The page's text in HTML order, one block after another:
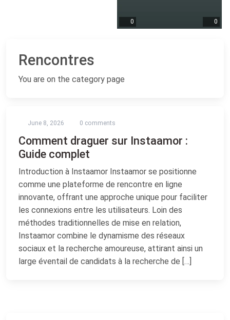
0 0
Rencontres
You are on the category page
June 8, 2026 0 comments
Comment draguer sur Instaamor :
Guide complet
Introduction à Instaamor Instaamor se positionne
comme une plateforme de rencontre en ligne
innovante, offrant une approche unique pour faciliter
les connexions entre les utilisateurs. Loin des
méthodes traditionnelles de mise en relation,
Instaamor combine le dynamisme des réseaux
sociaux et la recherche amoureuse, attirant ainsi un
large éventail de candidats à la recherche de […]